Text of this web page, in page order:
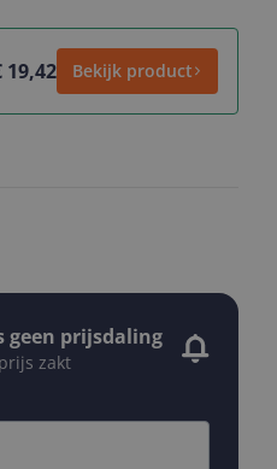
19,42 Bekijk product
geen prijsdaling
zakt